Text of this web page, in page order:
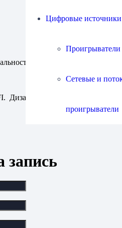
Цифровые источники
Сетевые и
проигрыватели
Дизайн:
запись